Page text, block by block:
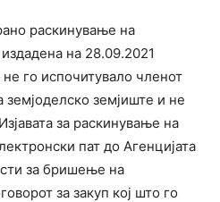
раскинување на
на 28.09.2021
го испочитувало членот
земјоделско земјиште и не
за раскинување на
пат до Агенцијата
за бришење на
за закуп кој што го